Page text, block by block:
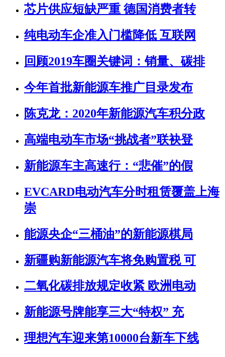
芯片供应短缺严重 德国消费者转
纯电动车企准入门槛降低 互联网
回顾2019车圈关键词：销量、碳排
今年首批新能源车推广目录发布
陈克龙：2020年新能源汽车积分政
高端电动车市场“挑战者”联袂登
新能源车主高速行：“悲催”的假
EVCARD电动汽车分时租赁覆盖上海
崇
能源央企“三桶油”的新能源棋局
新疆购新能源汽车将免购置税 可
二氧化碳排放规定收紧 欧洲电动
新能源号牌能享三大“特权” 充
理想汽车迎来第10000台新车下线